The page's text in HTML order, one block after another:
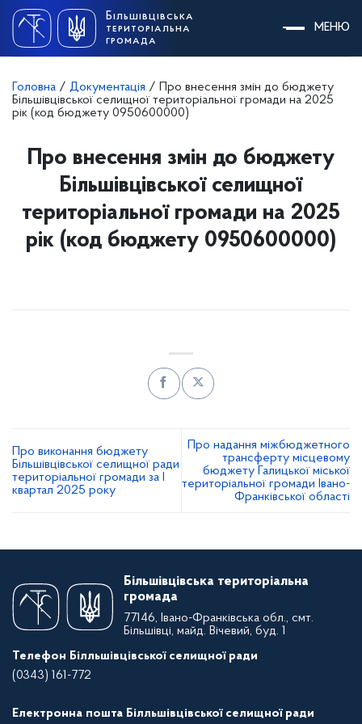
content
Більшівцівська
територіальна
громада
МЕНЮ
Головна / Документація /
Про внесення змін до бюджету
Більшівцівської селищної територіальної громади на 2025
рік (код бюджету 0950600000)
Про внесення змін до бюджету
Більшівцівської селищної
територіальної громади на 2025
рік (код бюджету 0950600000)
Про виконання бюджету
Більшівцівської селищної ради
територіальної громади за І
квартал 2025 року
Про надання міжбюджетного
трансферту місцевому
бюджету Галицької міської
територіальної громади Івано-
Франківської області
Більшівцівська територіальна
громада
77146, Івано-Франківська обл., смт.
Більшівці, майд. Вічевий, буд. 1
Телефон Білльшівцівської селищної ради
(0343) 161-772
Електронна пошта Білльшівцівської селищної ради